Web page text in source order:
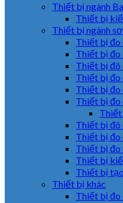
Thiết bị ngành
Thiết bị
Thiết bị ngành
Thiết bị đo
Thiết bị đo
Thiết bị đô
Thiết bị đo
Thiết bị đo
Thiết bị đo
Thiết bị đô
Thiết bị đo
Thiết bị
Thiết bị
Thiết bị
Thiết bị khác
Thiết bị đo